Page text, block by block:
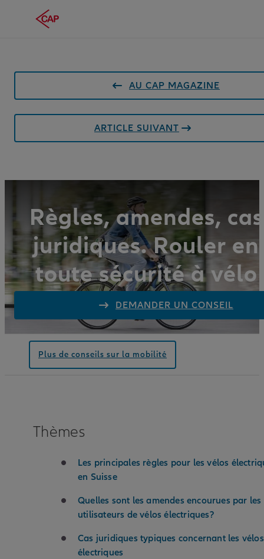
AU CAP MAGAZINE
ARTICLE SUIVANT
Règles, amendes, cas
juridiques. Rouler en
toute sécurité à vélo
électrique.
DEMANDER UN CONSEIL
Plus de conseils sur la mobilité
Thèmes
Les principales règles pour les vélos
en Suisse
Quelles sont les amendes encourues par les
utilisateurs de vélos électriques?
Cas juridiques typiques concernant les vélos
électriques